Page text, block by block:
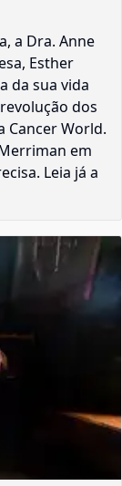
a Dra. Anne
Esther
da sua vida
dos
Cancer World.
em
Leia já a